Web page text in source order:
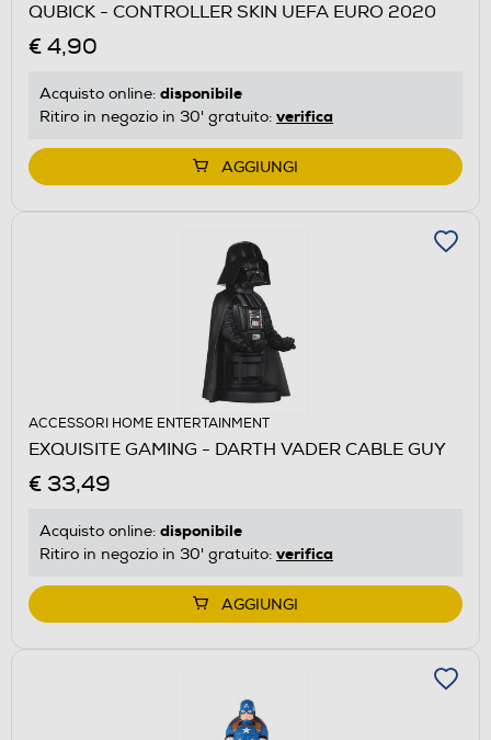
QUBICK - CONTROLLER SKIN UEFA EURO 2020
€ 4,90
Acquisto online: disponibile
Ritiro in negozio in 30' gratuito: verifica
AGGIUNGI
ACCESSORI HOME ENTERTAINMENT
EXQUISITE GAMING - DARTH VADER CABLE GUY
€ 33,49
Acquisto online: disponibile
Ritiro in negozio in 30' gratuito: verifica
AGGIUNGI